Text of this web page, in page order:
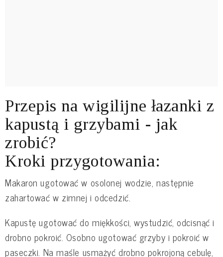
Przepis na wigilijne łazanki z
kapustą i grzybami - jak
zrobić?
Kroki przygotowania:
Makaron ugotować w osolonej wodzie, następnie
zahartować w zimnej i odcedzić.
Kapustę ugotować do miękkości, wystudzić, odcisnąć i
drobno pokroić. Osobno ugotować grzyby i pokroić w
paseczki. Na maśle usmażyć drobno pokrojoną cebulę,